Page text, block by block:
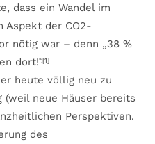
dass ein Wandel im
Aspekt der CO2-
nötig war – denn „38 %
dort!“.[1]
heute völlig neu zu
(weil neue Häuser bereits
Perspektiven.
des